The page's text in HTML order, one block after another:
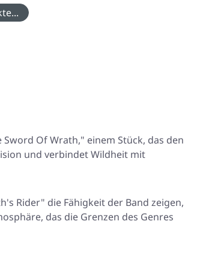
Of Wrath," einem Stück, das den
und verbindet Wildheit mit
Rider" die Fähigkeit der Band zeigen,
das die Grenzen des Genres